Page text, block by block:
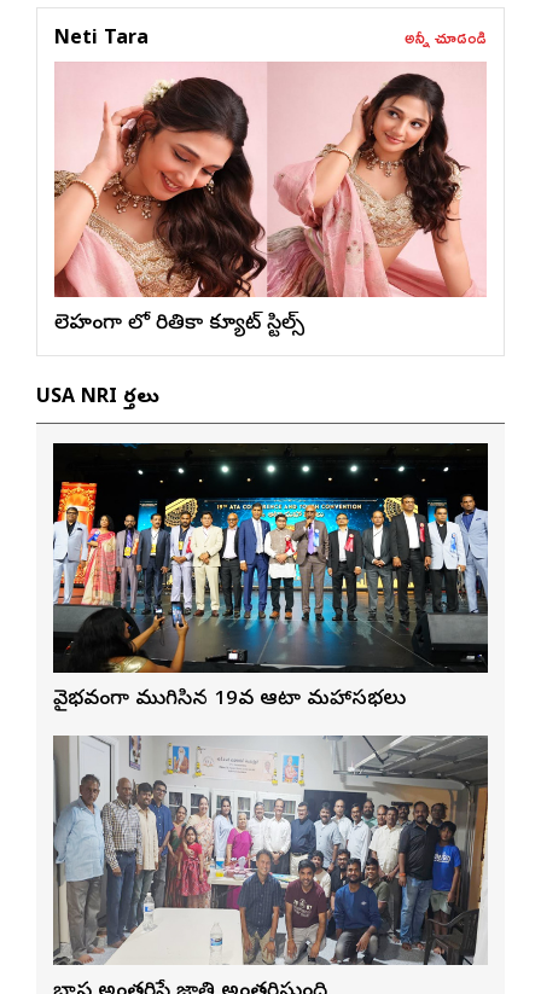
Neti Tara అన్నీ చూడండి
లెహంగా లో రితికా క్యూట్ స్టిల్స్
USA NRI వార్తలు
వైభవంగా ముగిసిన 19వ ఆటా మహాసభలు